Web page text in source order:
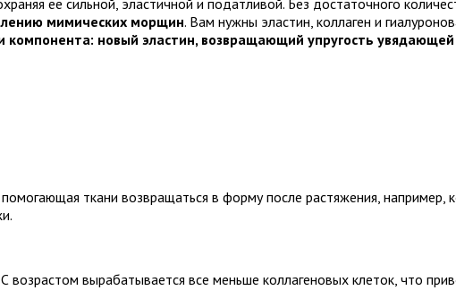
ее сильной, эластичной и податливой. Без достаточного
мимических морщин. Вам нужны эластин, коллаген и
компонента: новый эластин, возвращающий упругость
ткани возвращаться в форму после растяжения,
возрастом вырабатывается все меньше коллагеновых клеток, что